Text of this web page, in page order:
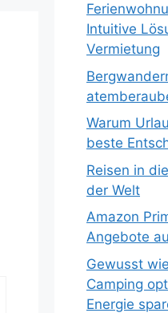
Intuitive
Vermietung
Warum
beste
Reisen in
der Welt
Amazon
Angebote
Gewusst
Camping
Energie